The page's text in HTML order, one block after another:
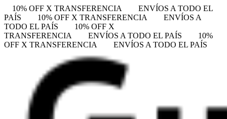
10% OFF X TRANSFERENCIA
ENVÍOS A TODO EL
PAÍS
10% OFF X TRANSFERENCIA
ENVÍOS A
TODO EL PAÍS
10% OFF X
TRANSFERENCIA
ENVÍOS A TODO EL PAÍS
10%
OFF X TRANSFERENCIA
ENVÍOS A TODO EL PAÍS